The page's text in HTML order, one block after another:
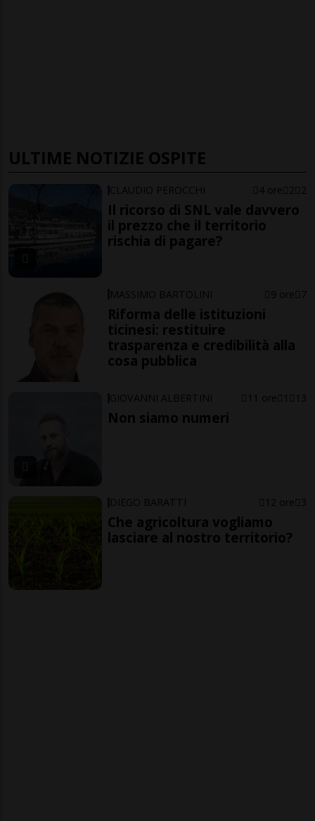
ULTIME NOTIZIE OSPITE
CLAUDIO PEROCCHI 4 ore 2 2
Il ricorso di SNL vale davvero
il prezzo che il territorio
rischia di pagare?
MASSIMO BARTOLINI 9 ore 7
Riforma delle istituzioni
ticinesi: restituire
trasparenza e credibilità alla
cosa pubblica
GIOVANNI ALBERTINI 11 ore 1 13
Non siamo numeri
DIEGO BARATTI 12 ore 3
Che agricoltura vogliamo
lasciare al nostro territorio?